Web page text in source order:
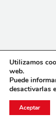
Utilizamos
web.
Puede
desactivarlas
Aceptar